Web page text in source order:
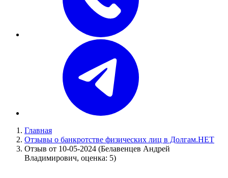
Главная
Отзывы о банкротстве физических лиц в Долгам.НЕТ
Отзыв от 10-05-2024 (Белавенцев Андрей
Владимирович, оценка: 5)